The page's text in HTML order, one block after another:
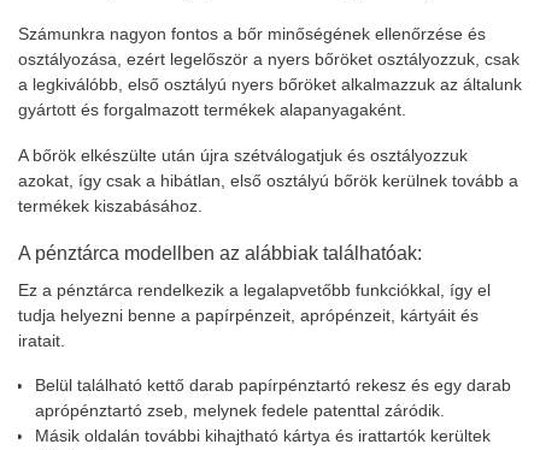
Számunkra nagyon fontos a bőr minőségének ellenőrzése és
osztályozása, ezért legelőször a nyers bőröket osztályozzuk, csak
a legkiválóbb, első osztályú nyers bőröket alkalmazzuk az általunk
gyártott és forgalmazott termékek alapanyagaként.
A bőrök elkészülte után újra szétválogatjuk és osztályozzuk
azokat, így csak a hibátlan, első osztályú bőrök kerülnek tovább a
termékek kiszabásához.
A pénztárca modellben az alábbiak találhatóak:
Ez a pénztárca rendelkezik a legalapvetőbb funkciókkal, így el
tudja helyezni benne a papírpénzeit, aprópénzeit, kártyáit és
iratait.
Belül található kettő darab papírpénztartó rekesz és egy darab
aprópénztartó zseb, melynek fedele patenttal záródik.
Másik oldalán további kihajtható kártya és irattartók kerültek